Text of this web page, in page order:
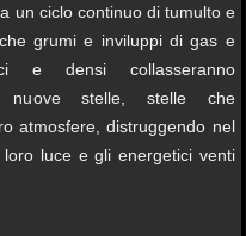
un ciclo continuo di tumulto e
grumi e inviluppi di gas e
e densi collasseranno
nuove stelle, stelle che
atmosfere, distruggendo nel
luce e gli energetici venti